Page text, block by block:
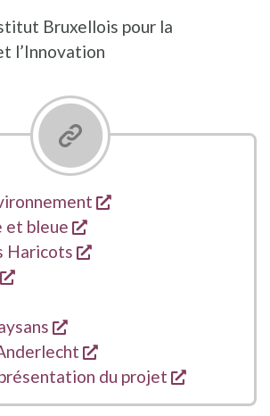
Bruxellois pour la
l’Innovation
s'ouvre dans une
et bleue
s'ouvre dans une
Haricots
s'ouvre dans une
s'ouvre dans une nouvelle fenêtre
dans une nouvelle fenêtre
s'ouvre dans une nouvelle
s'ouvre dans une
du projet
s'ouvre